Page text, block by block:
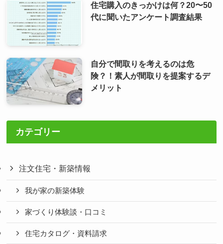
住宅購入のきっかけは何？20〜50
代に聞いたアンケート調査結果
自分で間取りを考えるのは危
険？！素人が間取りを提案するデ
メリット
カテゴリー
注文住宅・新築情報
我が家の新築体験
家づくり体験談・口コミ
住宅カタログ・資料請求